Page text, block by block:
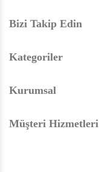
Bizi Takip Edin
Kategoriler
Kurumsal
Müşteri Hizmetleri